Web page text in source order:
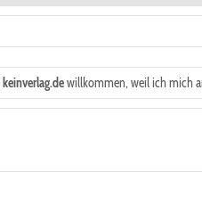
keinverlag.dewillkommen, weil ich mich